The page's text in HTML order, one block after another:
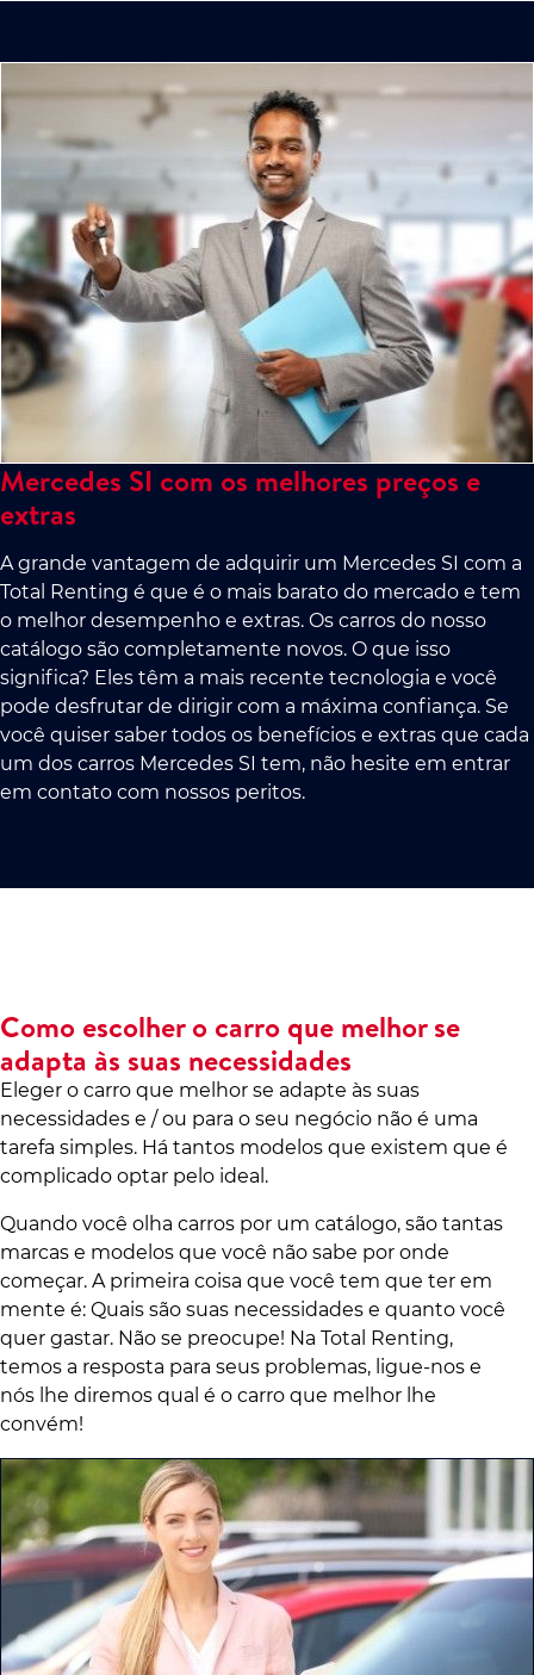
Mercedes SI com os melhores preços e
extras
A grande vantagem de adquirir um Mercedes SI com a
Total Renting é que é o mais barato do mercado e tem
o melhor desempenho e extras. Os carros do nosso
catálogo são completamente novos. O que isso
significa? Eles têm a mais recente tecnologia e você
pode desfrutar de dirigir com a máxima confiança. Se
você quiser saber todos os benefícios e extras que cada
um dos carros Mercedes SI tem, não hesite em entrar
em contato com nossos peritos.
Como escolher o carro que melhor se
adapta às suas necessidades
Eleger o carro que melhor se adapte às suas
necessidades e / ou para o seu negócio não é uma
tarefa simples. Há tantos modelos que existem que é
complicado optar pelo ideal.
Quando você olha carros por um catálogo, são tantas
marcas e modelos que você não sabe por onde
começar. A primeira coisa que você tem que ter em
mente é: Quais são suas necessidades e quanto você
quer gastar. Não se preocupe! Na Total Renting,
temos a resposta para seus problemas, ligue-nos e
nós lhe diremos qual é o carro que melhor lhe
convém!